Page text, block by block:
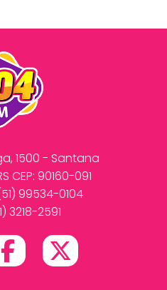
1500 - Santana
CEP: 90160-091
99534-0104
3218-2591